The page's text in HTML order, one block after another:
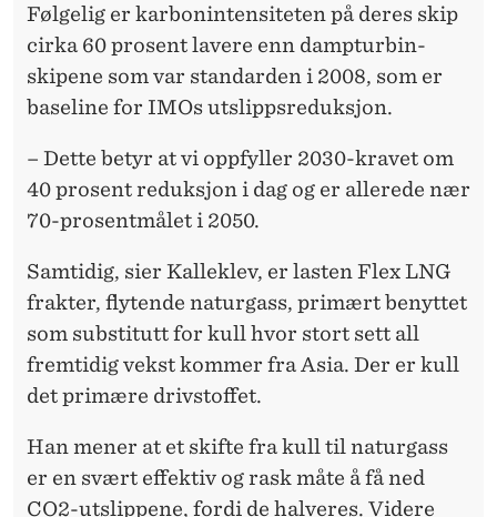
Følgelig er karbonintensiteten på deres skip
cirka 60 prosent lavere enn dampturbin-
skipene som var standarden i 2008, som er
baseline for IMOs utslippsreduksjon.
– Dette betyr at vi oppfyller 2030-kravet om
40 prosent reduksjon i dag og er allerede nær
70-prosentmålet i 2050.
Samtidig, sier Kalleklev, er lasten Flex LNG
frakter, flytende naturgass, primært benyttet
som substitutt for kull hvor stort sett all
fremtidig vekst kommer fra Asia. Der er kull
det primære drivstoffet.
Han mener at et skifte fra kull til naturgass
er en svært effektiv og rask måte å få ned
CO2-utslippene, fordi de halveres. Videre